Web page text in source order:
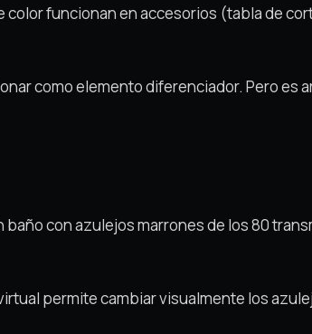
funcionan en accesorios (tabla de
como elemento diferenciador. Pero es
con azulejos marrones de los 80
permite cambiar visualmente los